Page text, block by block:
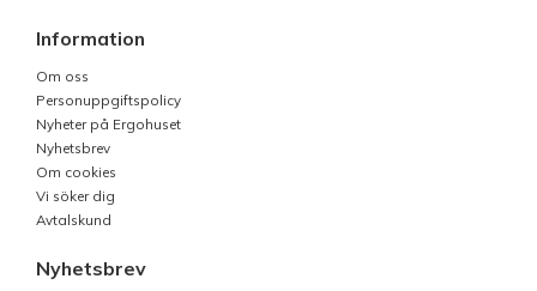
Information
Om oss
Personuppgiftspolicy
Nyheter på Ergohuset
Nyhetsbrev
Om cookies
Vi söker dig
Avtalskund
Nyhetsbrev